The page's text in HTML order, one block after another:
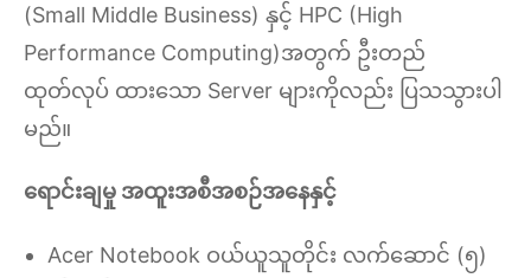
(Small Middle Business) နှင့် HPC (High
Performance Computing)အတွက် ဦးတည်
ထုတ်လုပ် ထားသော Server များကိုလည်း ပြသသွားပါ
မည်။
ရောင်းချမှု အထူးအစီအစဉ်အနေနှင့်
Acer Notebook ဝယ်ယူသူတိုင်း လက်ဆောင် (၅)